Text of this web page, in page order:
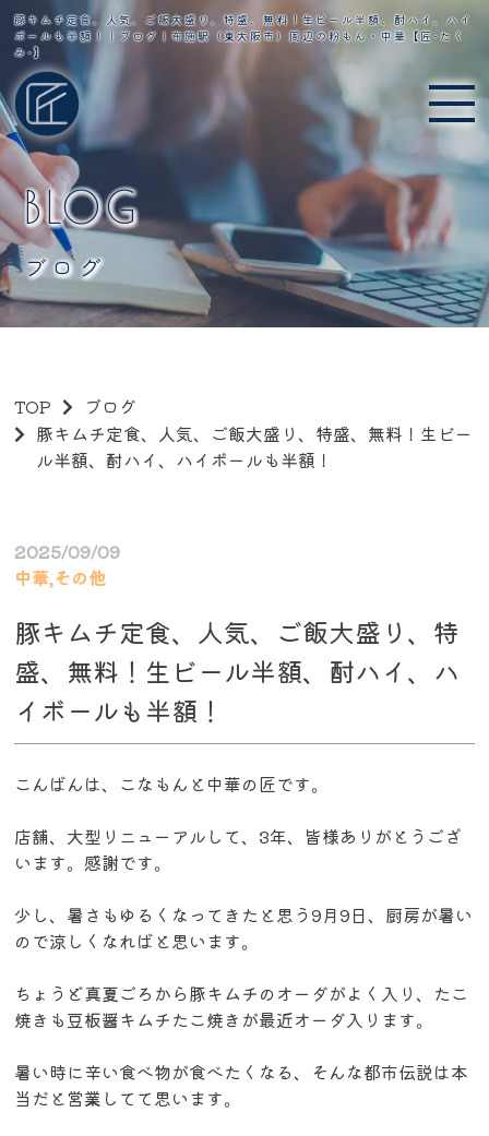
豚キムチ定食、人気、ご飯大盛り、特盛、無料！生ビール半額、酎ハイ、ハイ
ボールも半額！｜ブログ｜布施駅（東大阪市）周辺の粉もん・中華【匠-たく
み-】
BLOG
ブログ
TOP
ブログ
豚キムチ定食、人気、ご飯大盛り、特盛、無料！生ビー
ル半額、酎ハイ、ハイボールも半額！
2025/09/09
中華,その他
豚キムチ定食、人気、ご飯大盛り、特
盛、無料！生ビール半額、酎ハイ、ハ
イボールも半額！
こんばんは、こなもんと中華の匠です。
店舗、大型リニューアルして、3年、皆様ありがとうござ
います。感謝です。
少し、暑さもゆるくなってきたと思う9月9日、厨房が暑い
ので涼しくなればと思います。
ちょうど真夏ごろから豚キムチのオーダがよく入り、たこ
焼きも豆板醤キムチたこ焼きが最近オーダ入ります。
暑い時に辛い食べ物が食べたくなる、そんな都市伝説は本
当だと営業してて思います。